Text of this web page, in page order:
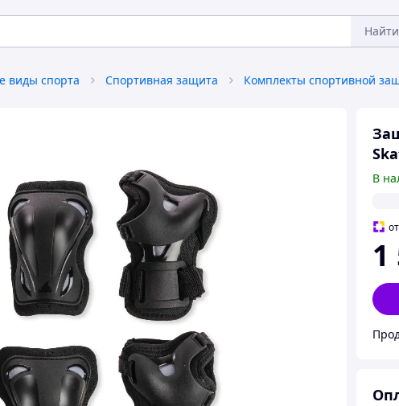
Найти
виды спорта Спортивная защита Комплекты спортивной
В
от
1